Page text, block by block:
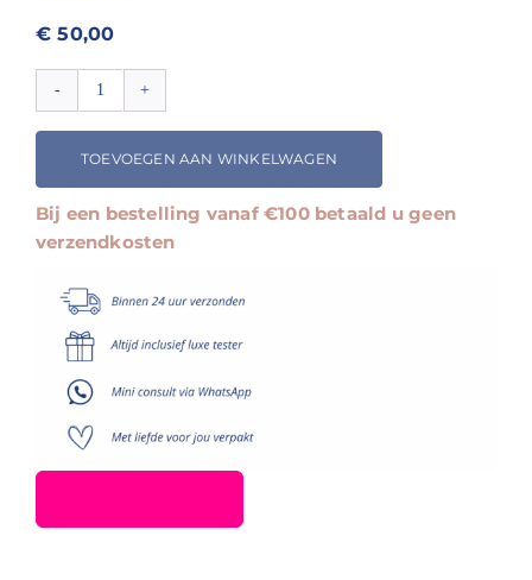
€ 50,00
Cadeaubon
TOEVOEGEN AAN WINKELWAGEN
Bij een bestelling vanaf €100 betaald u geen
verzendkosten